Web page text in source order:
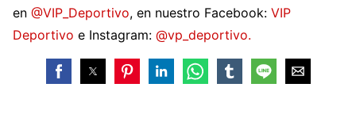
en @VIP_Deportivo, en nuestro Facebook: VIP
Deportivo e Instagram: @vp_deportivo.